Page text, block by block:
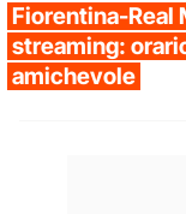
Fiorentina-Real
streaming:
amichevole